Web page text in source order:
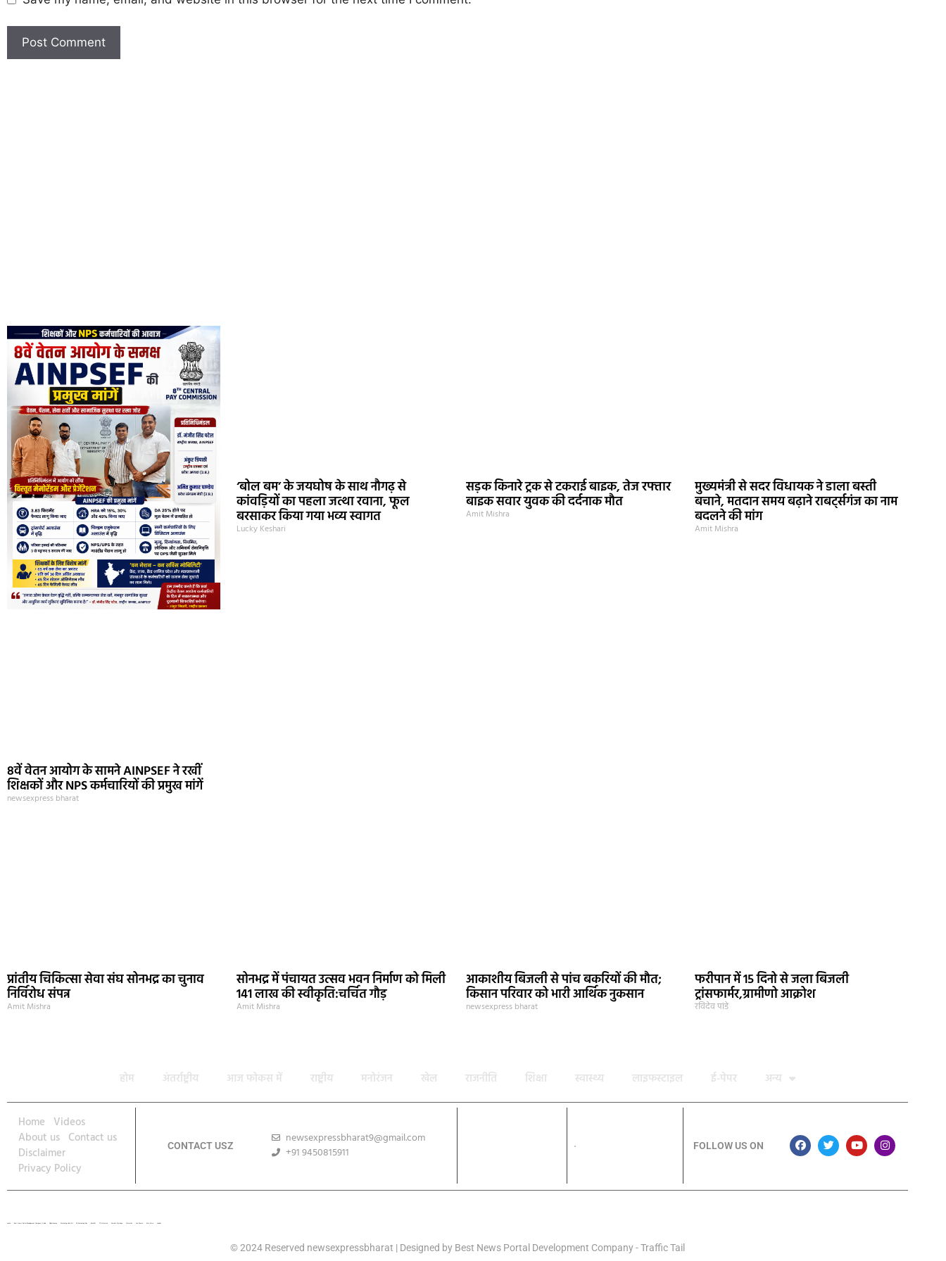
8वें वेतन आयोग के सामने AINPSEF ने रखीं
शिक्षकों और NPS कर्मचारियों की प्रमुख मांगें
newsexpress bharat
‘बोल बम’ के जयघोष के साथ नौगढ़ से
कांवड़ियों का पहला जत्था रवाना, फूल
बरसाकर किया गया भव्य स्वागत
Lucky Keshari
सड़क किनारे ट्रक से टकराई बाइक, तेज रफ्तार
बाइक सवार युवक की दर्दनाक मौत
Amit Mishra
मुख्यमंत्री से सदर विधायक ने डाला बस्ती
बचाने, मतदान समय बढ़ाने राबर्ट्सगंज का नाम
बदलने की मांग
Amit Mishra
प्रांतीय चिकित्सा सेवा संघ सोनभद्र का चुनाव
निर्विरोध संपन्न
Amit Mishra
सोनभद्र में पंचायत उत्सव भवन निर्माण को मिली
141 लाख की स्वीकृति:चर्चित गौड़
Amit Mishra
आकाशीय बिजली से पांच बकरियों की मौत;
किसान परिवार को भारी आर्थिक नुकसान
newsexpress bharat
फरीपान में 15 दिनो से जला बिजली
ट्रांसफार्मर,ग्रामीणो आक्रोश
रविदेव पांडे
होम अंतर्राष्ट्रीय आज फोकस में राष्ट्रीय मनोरंजन खेल राजनीति शिक्षा स्वास्थ्य लाइफस्टाइल ई-पेपर अन्य
Home Videos
About us Contact us
Disclaimer
Privacy Policy
CONTACT USZ
newsexpressbharat9@gmail.com
+91 9450815911
FOLLOW US ON
© 2024 Reserved newsexpressbharat | Designed by Best News Portal Development Company-Traffic Tail